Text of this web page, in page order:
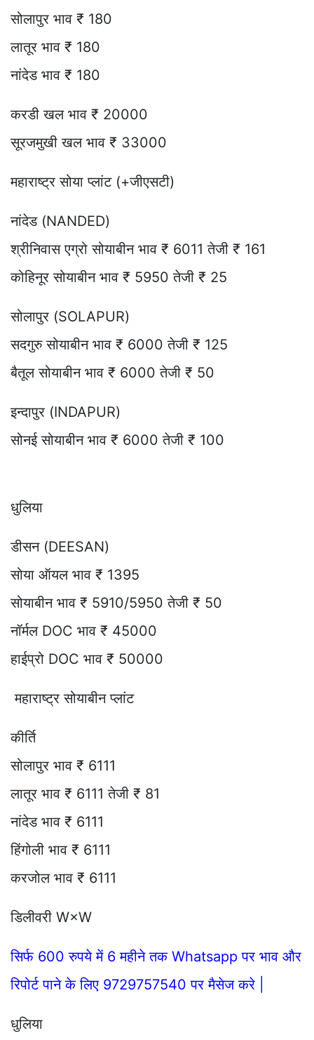
सोलापुर भाव ₹ 180
लातूर भाव ₹ 180
नांदेड भाव ₹ 180
करडी खल भाव ₹ 20000
सूरजमुखी खल भाव ₹ 33000
महाराष्ट्र सोया प्लांट (+जीएसटी)
नांदेड (NANDED)
श्रीनिवास एग्रो सोयाबीन भाव ₹ 6011 तेजी ₹ 161
कोहिनूर सोयाबीन भाव ₹ 5950 तेजी ₹ 25
सोलापुर (SOLAPUR)
सदगुरु सोयाबीन भाव ₹ 6000 तेजी ₹ 125
बैतूल सोयाबीन भाव ₹ 6000 तेजी ₹ 50
इन्दापुर (INDAPUR)
सोनई सोयाबीन भाव ₹ 6000 तेजी ₹ 100
धुलिया
डीसन (DEESAN)
सोया ऑयल भाव ₹ 1395
सोयाबीन भाव ₹ 5910/5950 तेजी ₹ 50
नॉर्मल DOC भाव ₹ 45000
हाईप्रो DOC भाव ₹ 50000
महाराष्ट्र सोयाबीन प्लांट
कीर्ति
सोलापुर भाव ₹ 6111
लातूर भाव ₹ 6111 तेजी ₹ 81
नांदेड भाव ₹ 6111
हिंगोली भाव ₹ 6111
करजोल भाव ₹ 6111
डिलीवरी W×W
सिर्फ 600 रुपये में 6 महीने तक Whatsapp पर भाव और
रिपोर्ट पाने के लिए 9729757540 पर मैसेज करे |
धुलिया